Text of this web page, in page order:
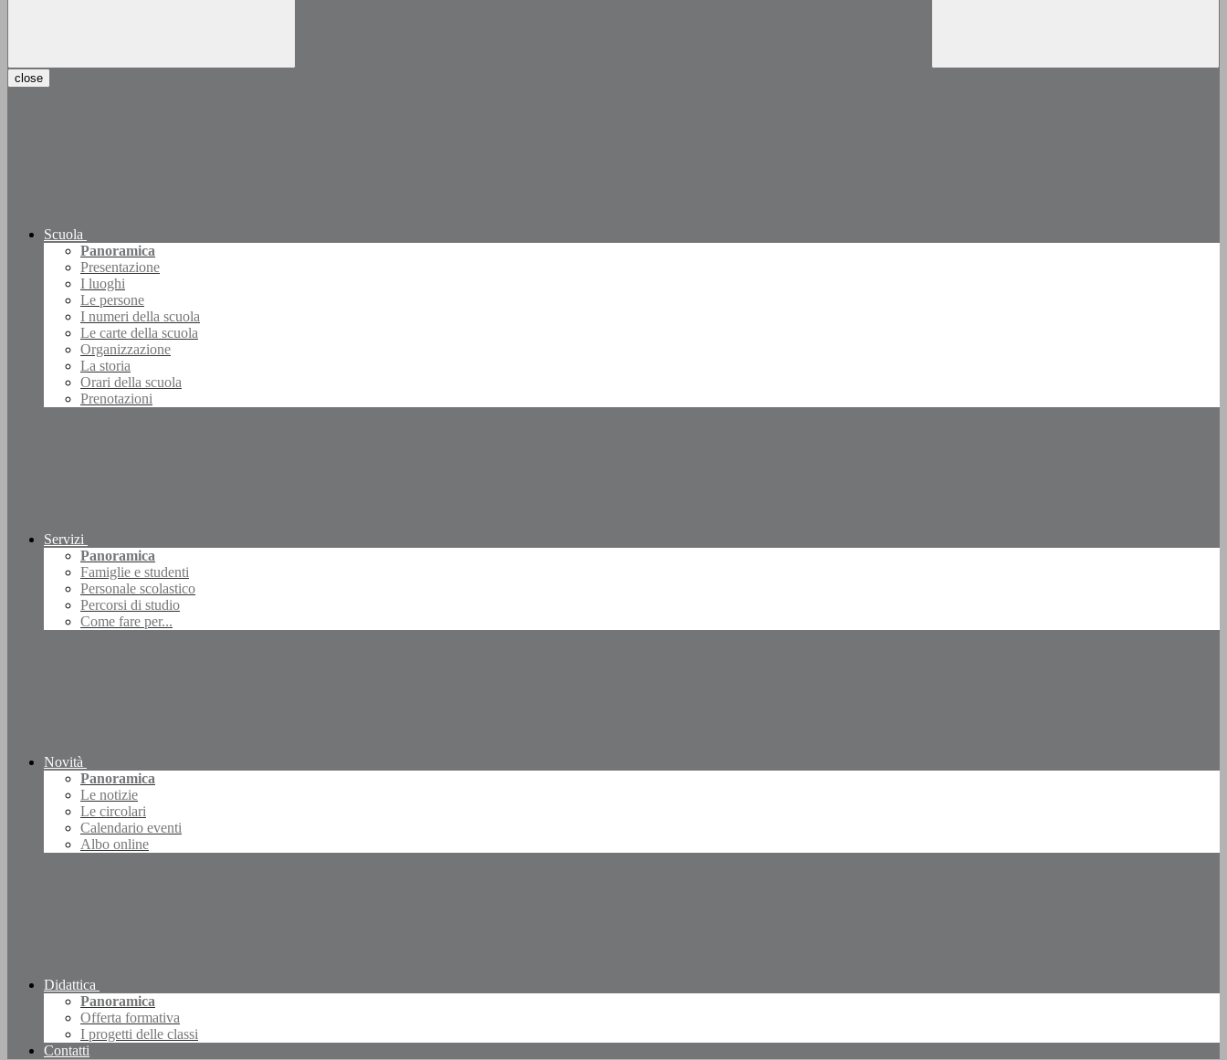
close
Scuola
Panoramica
Presentazione
I luoghi
Le persone
I numeri della scuola
Le carte della scuola
Organizzazione
La storia
Orari della scuola
Prenotazioni
Servizi
Panoramica
Famiglie e studenti
Personale scolastico
Percorsi di studio
Come fare per...
Novità
Panoramica
Le notizie
Le circolari
Calendario eventi
Albo online
Didattica
Panoramica
Offerta formativa
I progetti delle classi
Contatti